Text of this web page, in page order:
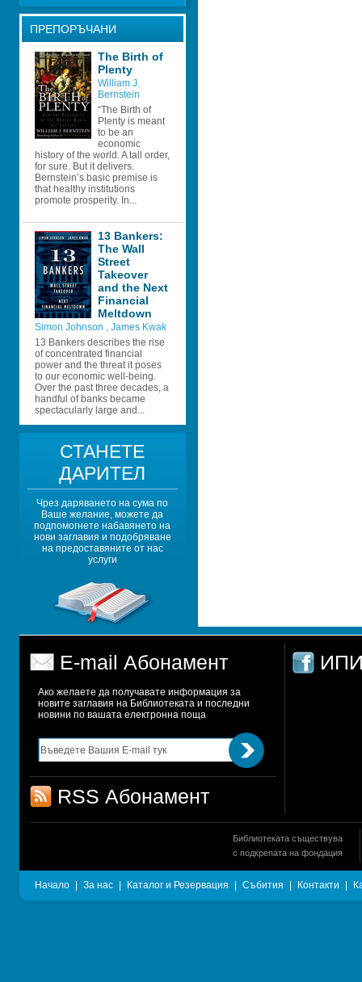
ПРЕПОРЪЧАНИ
The Birth of
Plenty
William J.
Bernstein
“The Birth of
Plenty is meant
to be an
economic
history of the world. A tall order,
for sure. But it delivers.
Bernstein’s basic premise is
that healthy institutions
promote prosperity. In...
13 Bankers:
The Wall
Street
Takeover
and the Next
Financial
Meltdown
Simon Johnson , James Kwak
13 Bankers describes the rise
of concentrated financial
power and the threat it poses
to our economic well-being.
Over the past three decades, a
handful of banks became
spectacularly large and...
СТАНЕТЕ
ДАРИТЕЛ
Чрез даряването на сума по
Ваше желание, можете да
подпомогнете набавянето на
нови заглавия и подобряване
на предоставяните от нас
услуги
E-mail Абонамент
Ако желаете да получавате информация за
новите заглавия на Библиотеката и последни
новини по вашата електронна поща
RSS Абонамент
ИПИ
Библиотеката съществува
с подкрепата на фондация
Начало За нас Каталог и Резервация Събития Контакти